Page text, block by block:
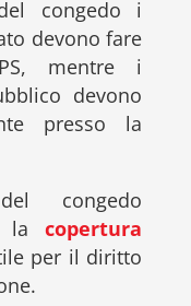
congedo i
devono fare
mentre i
devono
presso la
congedo
lacopertura
per il diritto